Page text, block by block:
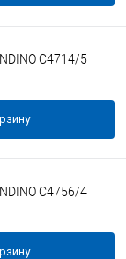
C4714/5
C4756/4